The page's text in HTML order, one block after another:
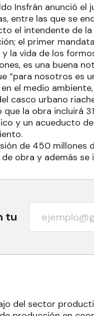
Insfrán anunció el
entre las que se
el intendente de
el primer
la vida de los
es una buena
“para nosotros es
el medio
casco urbano
que la obra incluirá
y un acueducto
de 450 millones
obra y además
tu
del sector